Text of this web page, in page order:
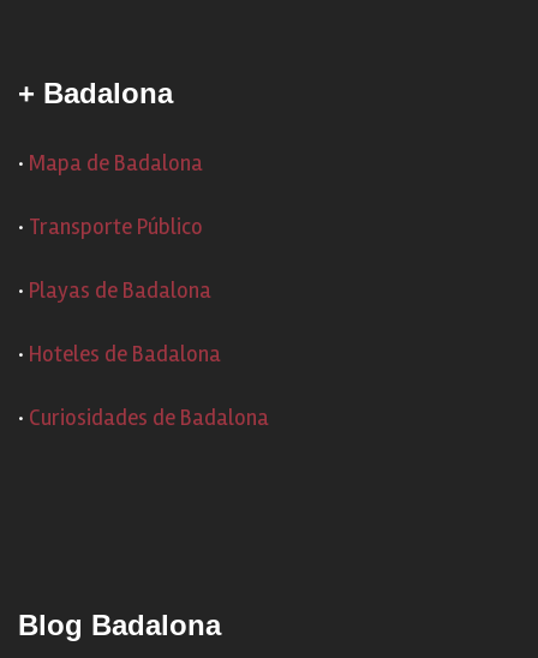
+ Badalona
· Mapa de Badalona
· Transporte Público
· Playas de Badalona
· Hoteles de Badalona
· Curiosidades de Badalona
Blog Badalona